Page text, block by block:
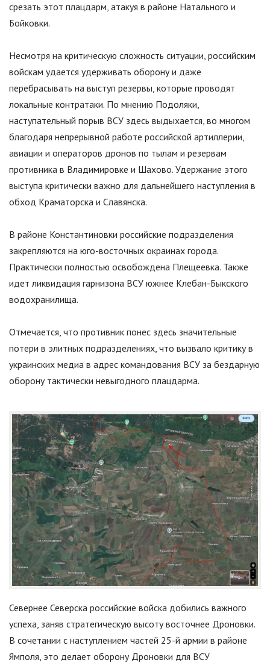
срезать этот плацдарм, атакуя в районе Натального и
Бойковки.
Несмотря на критическую сложность ситуации, российским
войскам удается удерживать оборону и даже
перебрасывать на выступ резервы, которые проводят
локальные контратаки. По мнению Подоляки,
наступательный порыв ВСУ здесь выдыхается, во многом
благодаря непрерывной работе российской артиллерии,
авиации и операторов дронов по тылам и резервам
противника в Владимировке и Шахово. Удержание этого
выступа критически важно для дальнейшего наступления в
обход Краматорска и Славянска.
В районе Константиновки российские подразделения
закрепляются на юго-восточных окраинах города.
Практически полностью освобождена Плещеевка. Также
идет ликвидация гарнизона ВСУ южнее Клебан-Быкского
водохранилища.
Отмечается, что противник понес здесь значительные
потери в элитных подразделениях, что вызвало критику в
украинских медиа в адрес командования ВСУ за бездарную
оборону тактически невыгодного плацдарма.
Севернее Северска российские войска добились важного
успеха, заняв стратегическую высоту восточнее Дроновки.
В сочетании с наступлением частей 25-й армии в районе
Ямполя, это делает оборону Дроновки для ВСУ